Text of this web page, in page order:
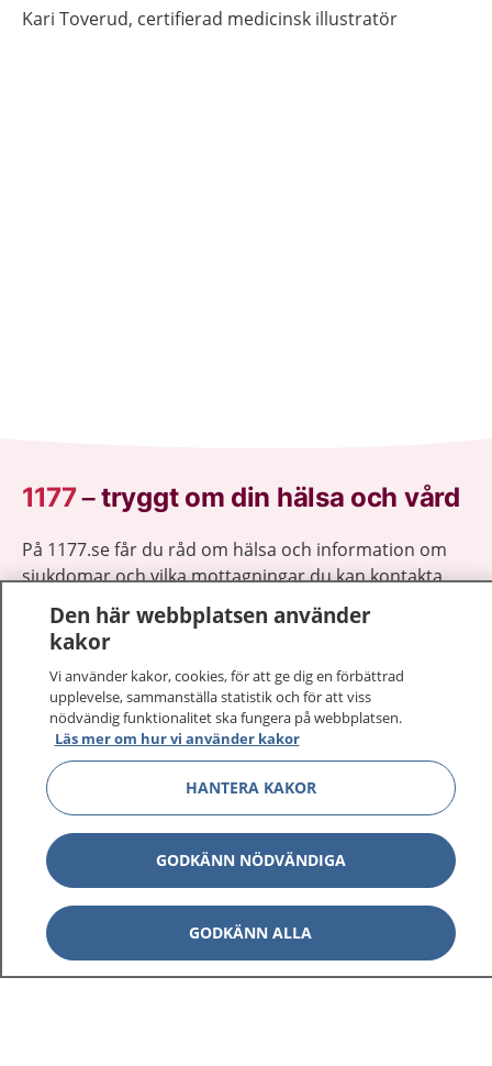
Kari Toverud, certifierad medicinsk illustratör
1177–tryggt om din hälsa och vård
På 1177.se får du råd om hälsa och information om
sjukdomar och vilka mottagningar du kan kontakta.
Logga in för att läsa din journal och göra dina
vårdärenden. Ring telefonnummer 1177 för
sjukvårdsrådgivning dygnet runt.
1177 ger dig råd när du vill må bättre.
1177 på flera språk Visa
Om 1177 Visa
Kontakt Visa
Den här webbplatsen använder
kakor
Vi använder kakor, cookies, för att ge dig en förbättrad
upplevelse, sammanställa statistik och för att viss
nödvändig funktionalitet ska fungera på webbplatsen.
Läs mer om hur vi använder kakor
HANTERA KAKOR
GODKÄNN NÖDVÄNDIGA
GODKÄNN ALLA